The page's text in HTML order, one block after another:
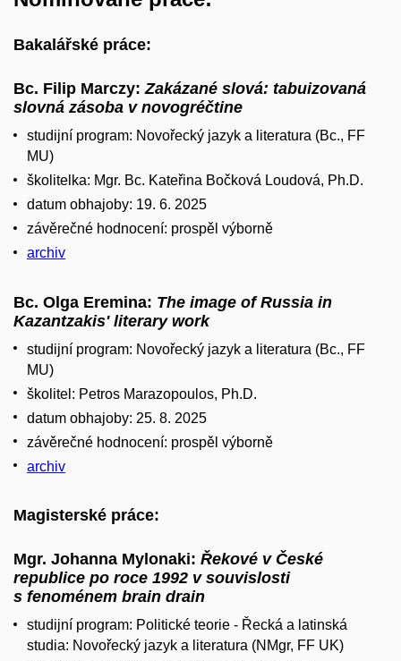
Bakalářské práce:
Bc. Filip Marczy:Zakázané slová: tabuizovaná
slovná zásoba v novogréčtine
studijní program: Novořecký jazyk a literatura (Bc., FF
MU)
školitelka: Mgr. Bc. Kateřina Bočková Loudová, Ph.D.
datum obhajoby: 19. 6. 2025
závěrečné hodnocení: prospěl výborně
archiv
Bc. Olga Eremina: The image of Russia in
Kazantzakis' literary work
studijní program: Novořecký jazyk a literatura (Bc., FF
MU)
školitel: Petros Marazopoulos, Ph.D.
datum obhajoby: 25. 8. 2025
závěrečné hodnocení: prospěl výborně
archiv
Magisterské práce:
Mgr. Johanna Mylonaki: Řekové v České
republice po roce 1992 v souvislosti
s fenoménem brain drain
studijní program: Politické teorie - Řecká a latinská
studia: Novořecký jazyk a literatura (NMgr, FF UK)